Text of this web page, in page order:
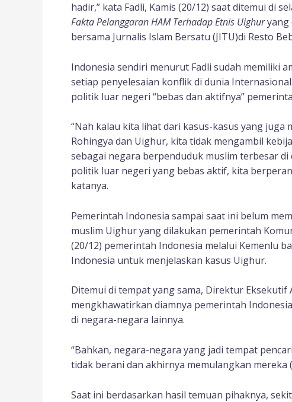
hadir,” kata Fadli, Kamis (20/12) saat ditemui di
Fakta Pelanggaran HAM Terhadap Etnis Uighuryang
bersama Jurnalis Islam Bersatu (JITU)di Resto
Indonesia sendiri menurut Fadli sudah memiliki
setiap penyelesaian konflik di dunia
politik luar negeri “bebas dan aktifnya”
“Nah kalau kita lihat dari kasus-kasus yang juga
Rohingya dan Uighur, kita tidak mengambil
sebagai negara berpenduduk muslim terbesar
politik luar negeri yang bebas aktif, kita
katanya.
Pemerintah Indonesia sampai saat ini belum
muslim Uighur yang dilakukan pemerintah
(20/12) pemerintah Indonesia melalui Kemenlu
Indonesia untuk menjelaskan kasus Uighur.
Ditemui di tempat yang sama, Direktur
mengkhawatirkan diamnya pemerintah
di negara-negara lainnya.
“Bahkan, negara-negara yang jadi tempat
tidak berani dan akhirnya memulangkan mereka
Saat ini berdasarkan hasil temuan pihaknya,